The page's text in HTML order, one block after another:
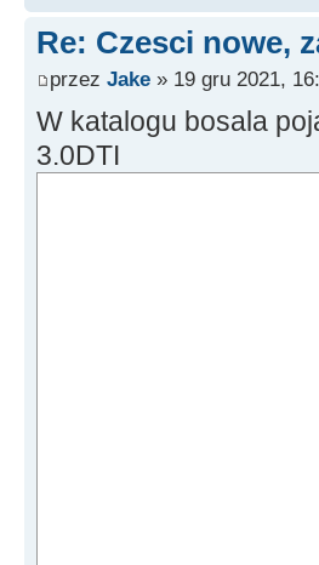
Re: Czesci nowe,
przez Jake » 19 gru 2021,
W katalogu bosala
3.0DTI